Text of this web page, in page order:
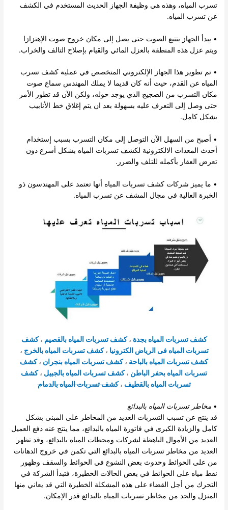
تسرب المياه، وهذه هي وظيفة الجهاز الحديث المستخدم في الكشف
عن تسرب المياه.
• يبدأ الجهاز بتتبع الصوت حتى يصل إلى مكان خروج صوت الإهتزازا
ويتم عزل هذه المنطقة بالعزل المائي والقيام بإصلاح التالف والخراب.
• تم تطوير هذا الجهاز الإلكتروني المتخصص في عملية كشف تسرب
المياه عن القدم، حيث أنه كان قديما لا يملك المهندس سماع صوت
مكان التسرب من الضجيج الذي يوجد حوله، ولكن الآن قد تطور الأمر
حتى وصل إلى التعرف عليه بسهولة بعد ان يتم إغلاق خط الأنابيب
بشكل كامل.
• أصبح من السهل الآن التوصل إلى مكان التسرب بسبب إستخدام
أحدث المعدات الالكترونية لكشف تسربات المياه بشكل أسرع دون
تعرض العقار بأكمله للتلف والضرر.
• ما يميز شركات كشف تسربات المياه أنها تعتمد على المهندسون ذو
الخبرة العالية في مجال المشف عن تسرب المياه.
كشف تسربات المياه بجدة ،كشف تسربات المياه بالقصيم ،كشف
تسربات المياه فى الرياض الكترونيا ،كشف تسربات المياه بالخرج ،
كشف تسربات المياه بالباحة ،كشف تسربات المياه بنجران ،كشف
تسربات المياه بحفر الباطن ،كشف تسربات المياه بالجبيل ،كشف
تسربات المياه بالقطيف ،كشف تسربات المياه بالدمام
•مخاطر تسربات المياه بالبدائع
قد ينتج عن تسبب التسربات العديد من المخاطر على المبنى بشكل
كامل والزيادة الكبرى في فاتورة المياه بالبدائع، مما ينتج عنه دفع العميل
العديد من الأموال الباهظة لشركات ومحطات المياه بالبدائع، وقد تظهر
العديد من مخاطر تسربات المياه بالبدائع التي تكمن في خروج الدهانات
من على الحوائط وحدوث بعض النشوع في الحوائط والسقف وظهور
نقط مياه على الحوائط في بعض الحالات الخطيرة، فتبدأ الشركة في
التحرك من أجل القضاء على هذه المشكلة الخطيرة التي قد يعاني منها
المنزل والحد من مخاطر تسربات المياه بالبدائع قدر الإمكان.